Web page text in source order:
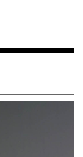
ะ ติ๊ก-เจษฎาภ